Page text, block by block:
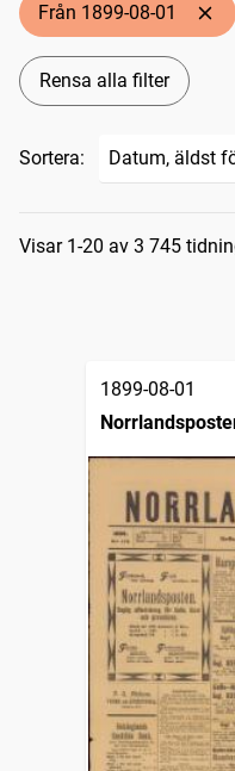
Från 1899-08-01
Rensa alla filter
Sortera:
Visar 1-20 av 3 745
1899-08-01